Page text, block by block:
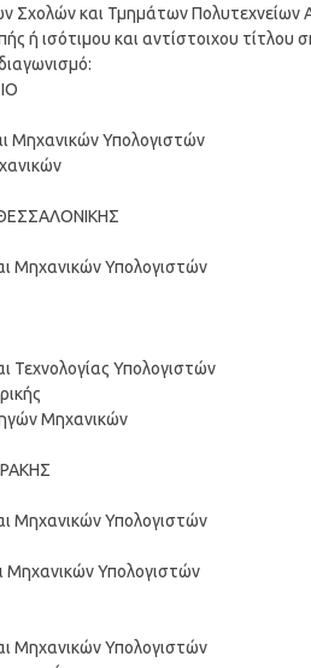
Σχολών και Τμημάτων Πολυτεχνείων
ή ισότιμου και αντίστοιχου τίτλου
Μηχανικών Υπολογιστών
Μηχανικών Υπολογιστών
Τεχνολογίας Υπολογιστών
Μηχανικών
Μηχανικών Υπολογιστών
Μηχανικών Υπολογιστών
Μηχανικών Υπολογιστών